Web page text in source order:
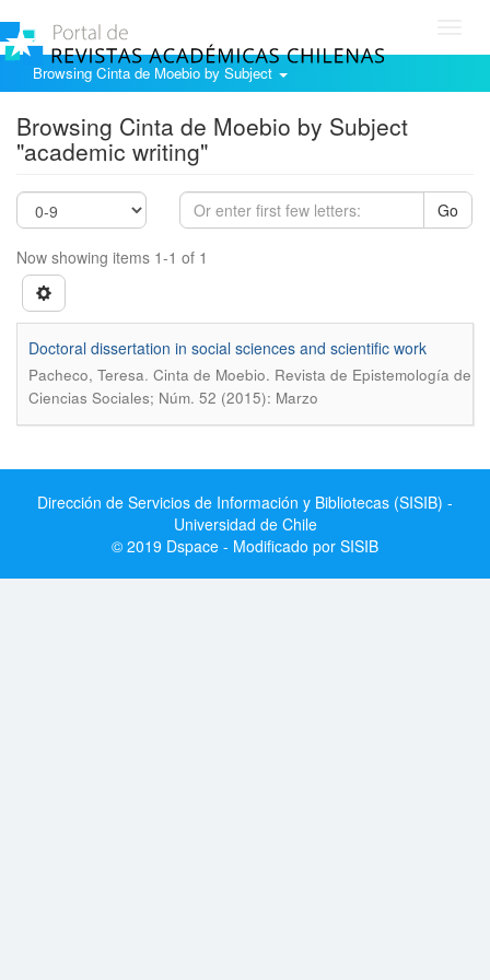
Browsing Cinta de Moebio by Subject
Browsing Cinta de Moebio by Subject
"academic writing"
Go
Now showing items 1-1 of 1
Doctoral dissertation in social sciences and scientific work
Pacheco, Teresa. Cinta de Moebio. Revista de Epistemología de
Ciencias Sociales; Núm. 52 (2015): Marzo
Dirección de Servicios de Información y Bibliotecas (SISIB) -
Universidad de Chile
© 2019 Dspace - Modificado por SISIB